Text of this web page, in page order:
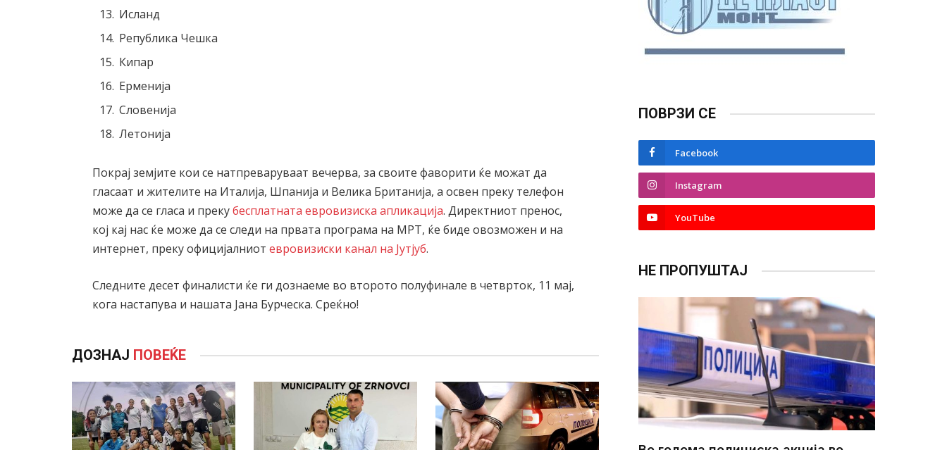
Исланд
Република Чешка
Кипар
Ерменија
Словенија
Летонија
Покрај земјите кои се натпреваруваат вечерва, за своите фаворити ќе можат да
гласаат и жителите на Италија, Шпанија и Велика Британија, а освен преку телефон
може да се гласа и прекубесплатната евровизиска апликација. Директниот пренос,
кој кај нас ќе може да се следи на првата програма на МРТ, ќе биде овозможен и на
интернет, преку официјалниотевровизиски канал на Јутјуб.
Следните десет финалисти ќе ги дознаеме во второто полуфинале в четврток, 11 мај,
кога настапува и нашата Јана Бурческа. Среќно!
ДОЗНАЈ ПОВЕЌЕ
ПОВРЗИ СЕ
Facebook
Instagram
YouTube
НЕ ПРОПУШТАЈ